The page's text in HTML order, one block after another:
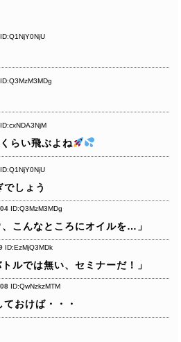
ID:Q1NjY0NjU
ID:Q3MzM3MDg
ID:cxNDA3NjM
らい飛ぶよね
ID:Q1NjY0NjU
しょう
ID:Q3MzM3MDg
こんなところにオイルを…」
ID:EzMjQ3MDk
ルでは無い、セミナーだ！」
ID:QwNzkzMTM
おけば・・・